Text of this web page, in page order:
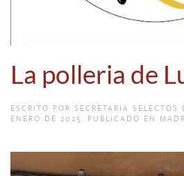
La polleria de
ESCRITO POR SECRETARÍA SELECTOS
ENERO DE 2025 . PUBLICADO EN